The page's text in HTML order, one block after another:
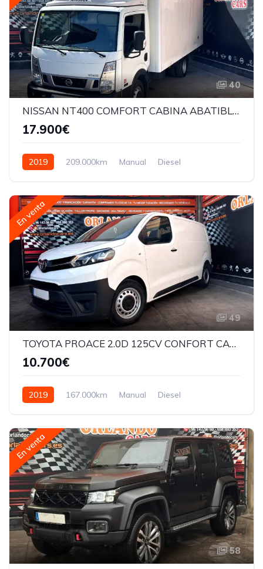
40
NISSAN NT400 COMFORT CABINA ABATIBLE LARGA 35.13/3
17.900€
2019 209.000km Manual Diesel
En venta
49
TOYOTA PROACE 2.0D 125CV CONFORT CARGA+
10.700€
2019 167.000km Manual Diesel
En venta
58